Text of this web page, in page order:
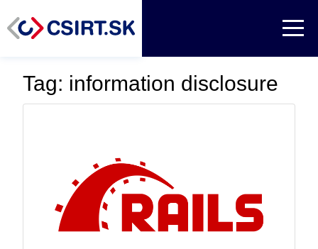
Tag: information disclosure